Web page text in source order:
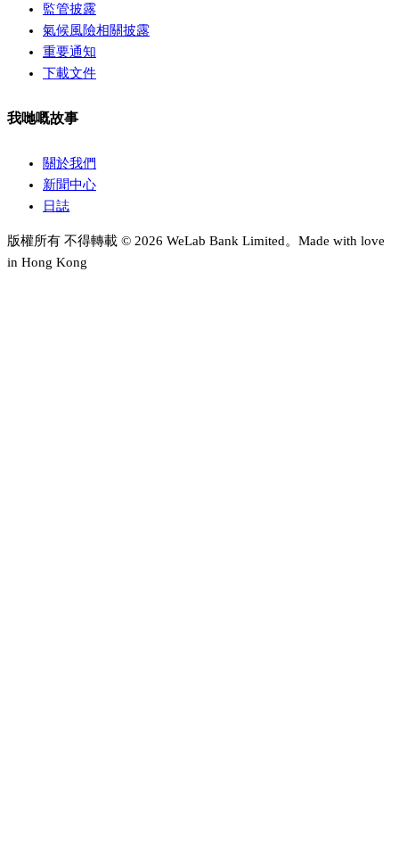
監管披露
氣候風險相關披露
重要通知
下載文件
我哋嘅故事
關於我們
新聞中心
日誌
版權所有 不得轉載 © 2026 WeLab Bank Limited。Made with love
in Hong Kong